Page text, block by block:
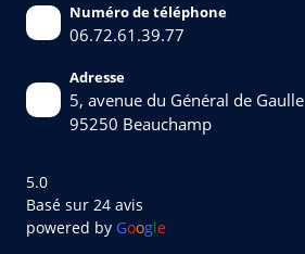
Numéro de téléphone
06.72.61.39.77
Adresse
5, avenue du Général de Gaulle
95250 Beauchamp
5.0
Basé sur 24 avis
powered by Google